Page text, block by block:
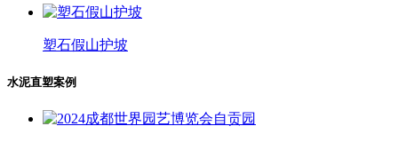
塑石假山护坡
水泥直塑案例